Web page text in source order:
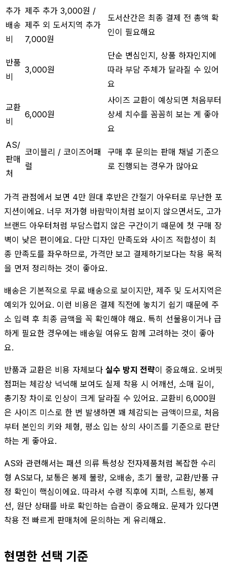
추가
배송
비
제주 추가 3,000원 /
제주 외 도서지역 추가
7,000원
도서산간은 최종 결제 전 총액 확
인이 필요해요
반품
비
3,000원
단순 변심인지, 상품 하자인지에
따라 부담 주체가 달라질 수 있어
요
교환
비
6,000원
사이즈 교환이 예상되면 처음부터
상세 치수를 꼼꼼히 보는 게 좋아
요
AS/
판매
처
코이블리 / 코이즈어패
럴
구매 후 문의는 판매 채널 기준으
로 진행되는 경우가 많아요
가격 관점에서 보면 4만 원대 후반은 간절기 아우터로 무난한 포
지션이에요. 너무 저가형 바람막이처럼 보이지 않으면서도, 고가
브랜드 아우터처럼 부담스럽지 않은 구간이기 때문에 첫 구매 장
벽이 낮은 편이에요. 다만 디자인 만족도와 사이즈 적합성이 최
종 만족도를 좌우하므로, 가격만 보고 결제하기보다는 착용 목적
을 먼저 정리하는 것이 좋아요.
배송은 기본적으로 무료 배송으로 보이지만, 제주 및 도서지역은
예외가 있어요. 이런 비용은 결제 직전에 놓치기 쉽기 때문에 주
소 입력 후 최종 금액을 꼭 확인해야 해요. 특히 선물용이거나 급
하게 필요한 경우에는 배송일 여유도 함께 고려하는 것이 좋아
요.
반품과 교환은 비용 자체보다 실수 방지 전략이 중요해요. 오버핏
점퍼는 체감상 넉넉해 보여도 실제 착용 시 어깨선, 소매 길이,
총기장 차이로 인상이 크게 달라질 수 있어요. 교환비 6,000원
은 사이즈 미스로 한 번 발생하면 꽤 체감되는 금액이므로, 처음
부터 본인의 키와 체형, 평소 입는 상의 사이즈를 기준으로 판단
하는 게 좋아요.
AS와 관련해서는 패션 의류 특성상 전자제품처럼 복잡한 수리
형 AS보다, 보통은 봉제 불량, 오배송, 초기 불량, 교환/반품 규
정 확인이 핵심이에요. 따라서 수령 직후에 지퍼, 스트링, 봉제
선, 원단 상태를 바로 확인하는 습관이 중요해요. 문제가 있다면
착용 전 빠르게 판매처에 문의하는 게 유리해요.
현명한 선택 기준